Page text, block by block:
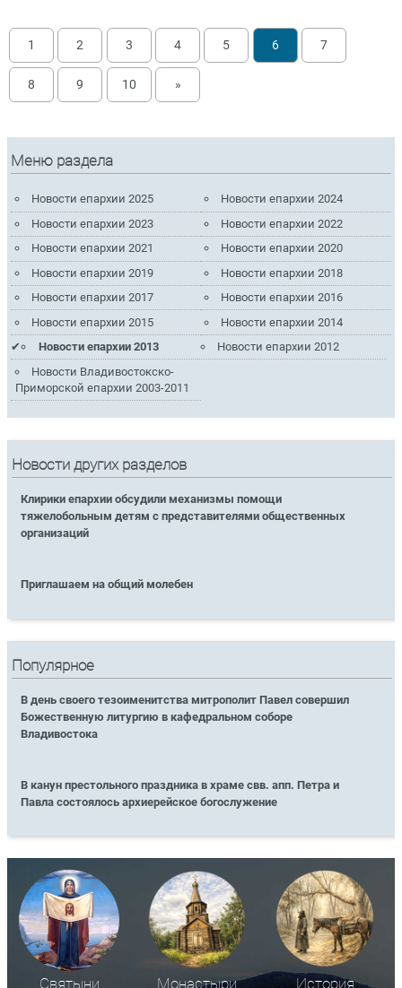
1 2 3 4 5 6 7
8 9 10 »
Меню раздела
Новости епархии 2025
Новости епархии 2024
Новости епархии 2023
Новости епархии 2022
Новости епархии 2021
Новости епархии 2020
Новости епархии 2019
Новости епархии 2018
Новости епархии 2017
Новости епархии 2016
Новости епархии 2015
Новости епархии 2014
Новости епархии 2013
Новости епархии 2012
Новости Владивостокско-
Приморской епархии 2003-2011
Новости других разделов
Клирики епархии обсудили механизмы помощи
тяжелобольным детям с представителями общественных
организаций
Приглашаем на общий молебен
Популярное
В день своего тезоименитства митрополит Павел совершил
Божественную литургию в кафедральном соборе
Владивостока
В канун престольного праздника в храме свв. апп. Петра и
Павла состоялось архиерейское богослужение
Святыни Монастыри История